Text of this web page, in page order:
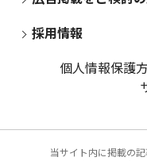
採用情報
個人情報保護
当サイト内に掲載の